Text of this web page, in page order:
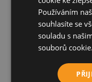
Používáním
souhlasíte se
souladu s
souborů